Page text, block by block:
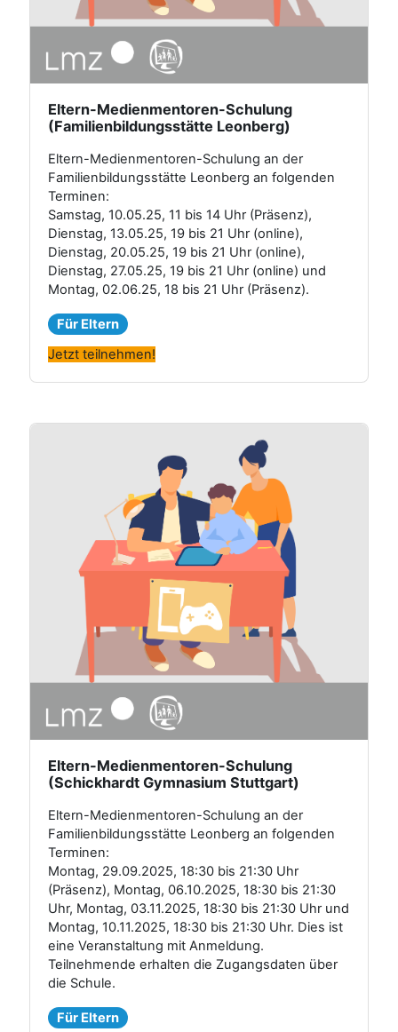
Eltern-Medienmentoren-Schulung
(Familienbildungsstätte Leonberg)
Eltern-Medienmentoren-Schulung an der
Familienbildungsstätte Leonberg an folgenden
Terminen:
Samstag, 10.05.25, 11 bis 14 Uhr (Präsenz),
Dienstag, 13.05.25, 19 bis 21 Uhr (online),
Dienstag, 20.05.25, 19 bis 21 Uhr (online),
Dienstag, 27.05.25, 19 bis 21 Uhr (online) und
Montag, 02.06.25, 18 bis 21 Uhr (Präsenz).
Für Eltern
Jetzt teilnehmen!
Eltern-Medienmentoren-Schulung
(Schickhardt Gymnasium Stuttgart)
Eltern-Medienmentoren-Schulung an der
Familienbildungsstätte Leonberg an folgenden
Terminen:
Montag, 29.09.2025, 18:30 bis 21:30 Uhr
(Präsenz), Montag, 06.10.2025, 18:30 bis 21:30
Uhr, Montag, 03.11.2025, 18:30 bis 21:30 Uhr und
Montag, 10.11.2025, 18:30 bis 21:30 Uhr. Dies ist
eine Veranstaltung mit Anmeldung.
Teilnehmende erhalten die Zugangsdaten über
die Schule.
Für Eltern